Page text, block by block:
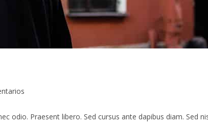
odio. Praesent libero. Sed cursus ante dapibus diam. Sed